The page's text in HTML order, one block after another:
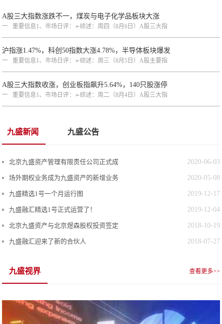
A股三大指数涨跌不一，煤炭与电子化学品板块大涨
一 重要信息1、市场日评：➢综述：周四（8月6日）A股三大指
沪指涨1.47%，科创50指数大涨4.78%，半导体板块爆发
一 重要信息1、市场日评：➢综述：周三（8月5日）A股主要指
A股三大指数收涨，创业板指飙升5.64%，140只股涨停
一 重要信息1、市场日评：➢综述：周二（8月4日）A股三大指
九盛新闻 九盛公告
2020-06-03
北京九盛资产管理有限责任公司正式成
2020-05-08
场外期权业务成为九盛资产的新增业务
2019-12-17
九盛精选1号一个月运行图
2019-12-04
九盛融汇精选1号正式运营了！
2018-10-19
北京九盛资产与北京煜森股权投资签定
2018-07-27
九盛融汇迎来了新的合伙人
九盛视界 查看更多>>